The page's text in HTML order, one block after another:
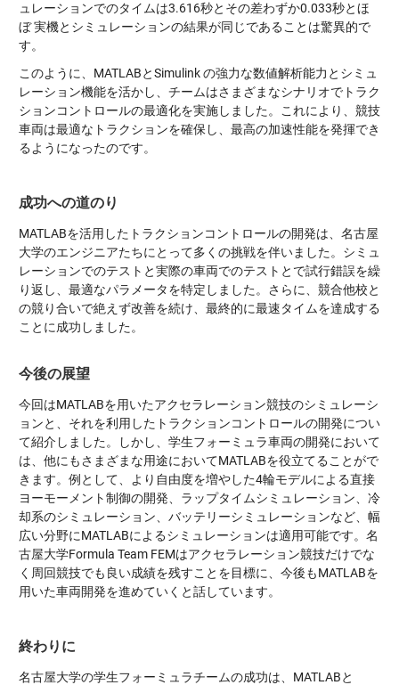
ュレーションでのタイムは3.616秒とその差わずか0.033秒とほ
ぼ 実機とシミュレーションの結果が同じであることは驚異的で
す。
このように、MATLABとSimulink の強力な数値解析能力とシミュ
レーション機能を活かし、チームはさまざまなシナリオでトラク
ションコントロールの最適化を実施しました。これにより、競技
車両は最適なトラクションを確保し、最高の加速性能を発揮でき
るようになったのです。
成功への道のり
MATLABを活用したトラクションコントロールの開発は、名古屋
大学のエンジニアたちにとって多くの挑戦を伴いました。シミュ
レーションでのテストと実際の車両でのテストとで試行錯誤を繰
り返し、最適なパラメータを特定しました。さらに、競合他校と
の競り合いで絶えず改善を続け、最終的に最速タイムを達成する
ことに成功しました。
今後の展望
今回はMATLABを用いたアクセラレーション競技のシミュレーシ
ョンと、それを利用したトラクションコントロールの開発につい
て紹介しました。しかし、学生フォーミュラ車両の開発において
は、他にもさまざまな用途においてMATLABを役立てることがで
きます。例として、より自由度を増やした4輪モデルによる直接
ヨーモーメント制御の開発、ラップタイムシミュレーション、冷
却系のシミュレーション、バッテリーシミュレーションなど、幅
広い分野にMATLABによるシミュレーションは適用可能です。名
古屋大学Formula Team FEMはアクセラレーション競技だけでな
く周回競技でも良い成績を残すことを目標に、今後もMATLABを
用いた車両開発を進めていくと話しています。
終わりに
名古屋大学の学生フォーミュラチームの成功は、MATLABと